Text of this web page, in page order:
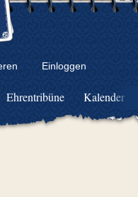
Einloggen
Ehrentribüne Kalender